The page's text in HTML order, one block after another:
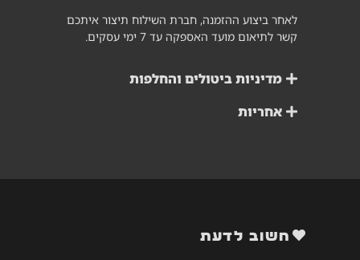
חשוב לדעת
לאחר ביצוע ההזמנה, חברת השילוח תיצור איתכם
קשר לתיאום מועד האספקה עד 7 ימי עסקים.
מדיניות ביטולים והחלפות
אחריות